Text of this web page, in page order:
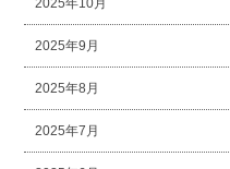
2025年10月
2025年9月
2025年8月
2025年7月